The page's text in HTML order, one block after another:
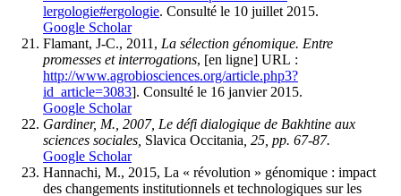
lergologie#ergologie. Consulté le 10 juillet 2015.
Google Scholar
Flamant, J-C., 2011, La sélection génomique. Entre
promesses et interrogations, [en ligne] URL :
http://www.agrobiosciences.org/article.php3?
id_article=3083]. Consulté le 16 janvier 2015.
Google Scholar
Gardiner, M., 2007, Le défi dialogique de Bakhtine aux
sciences sociales, Slavica Occitania , 25, pp. 67-87.
Google Scholar
Hannachi, M., 2015, La « révolution » génomique : impact
des changements institutionnels et technologiques sur les